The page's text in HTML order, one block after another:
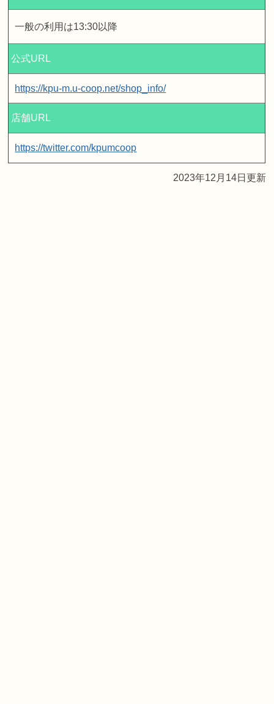
一般の利用は13:30以降
公式URL
https://kpu-m.u-coop.net/shop_info/
店舗URL
https://twitter.com/kpumcoop
2023年12月14日更新